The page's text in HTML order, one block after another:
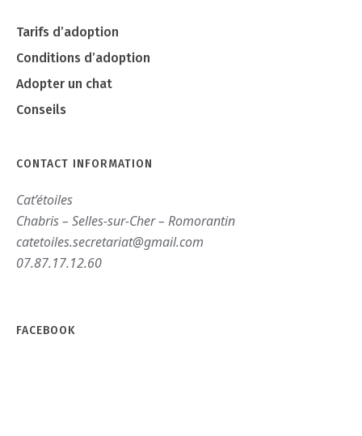
Tarifs d’adoption
Conditions d’adoption
Adopter un chat
Conseils
CONTACT INFORMATION
Cat’étoiles
Chabris – Selles-sur-Cher – Romorantin
catetoiles.secretariat@gmail.com
07.87.17.12.60
FACEBOOK